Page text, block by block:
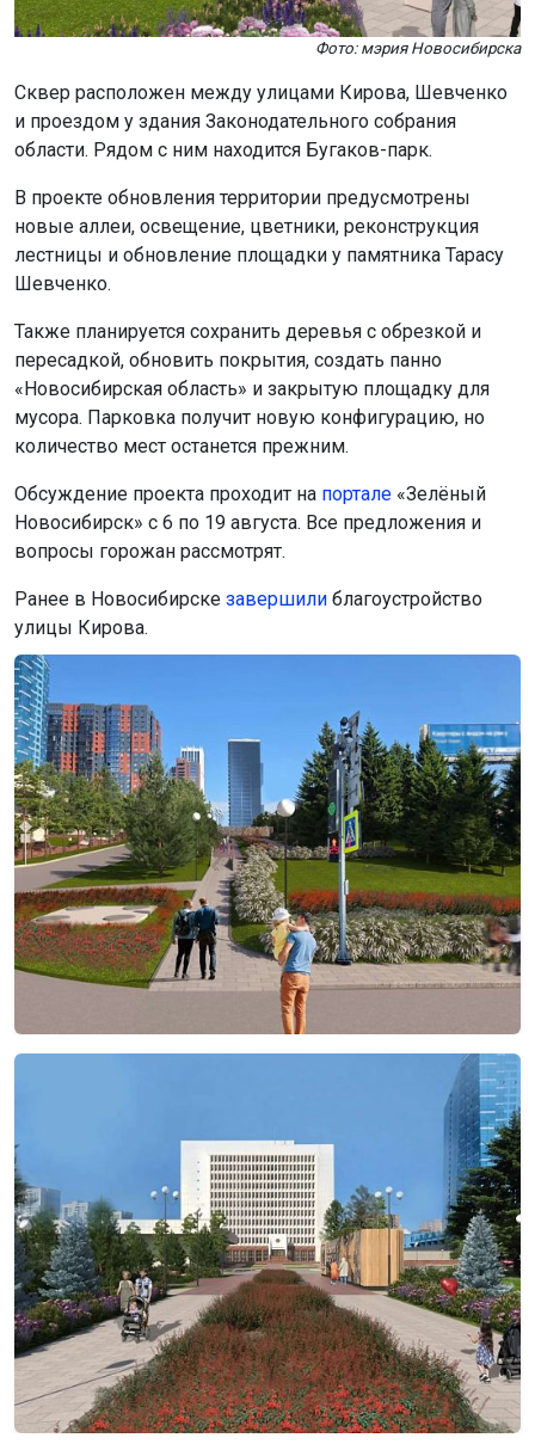
Фото: мэрия Новосибирска
Сквер расположен между улицами Кирова, Шевченко
и проездом у здания Законодательного собрания
области. Рядом с ним находится Бугаков-парк.
В проекте обновления территории предусмотрены
новые аллеи, освещение, цветники, реконструкция
лестницы и обновление площадки у памятника Тарасу
Шевченко.
Также планируется сохранить деревья с обрезкой и
пересадкой, обновить покрытия, создать панно
«Новосибирская область» и закрытую площадку для
мусора. Парковка получит новую конфигурацию, но
количество мест останется прежним.
Обсуждение проекта проходит на портале «Зелёный
Новосибирск» с 6 по 19 августа. Все предложения и
вопросы горожан рассмотрят.
Ранее в Новосибирске завершили благоустройство
улицы Кирова.